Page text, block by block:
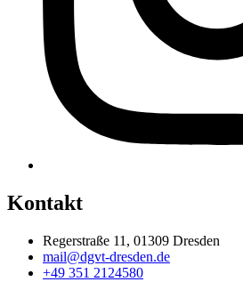
Kontakt
Regerstraße 11, 01309 Dresden
mail@dgvt-dresden.de
+49 351 2124580